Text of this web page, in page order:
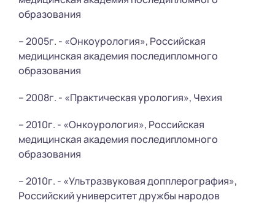
образования
– 2005г. - «Онкоурология», Российская
медицинская академия последипломного
образования
– 2008г. - «Практическая урология», Чехия
– 2010г. - «Онкоурология», Российская
медицинская академия последипломного
образования
– 2010г. - «Ультразвуковая допплерография»,
Российский университет дружбы народов